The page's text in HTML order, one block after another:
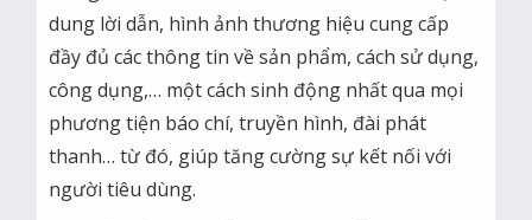
dung lời dẫn, hình ảnh thương hiệu cung cấp
đầy đủ các thông tin về sản phẩm, cách sử dụng,
công dụng,… một cách sinh động nhất qua mọi
phương tiện báo chí, truyền hình, đài phát
thanh… từ đó, giúp tăng cường sự kết nối với
người tiêu dùng.